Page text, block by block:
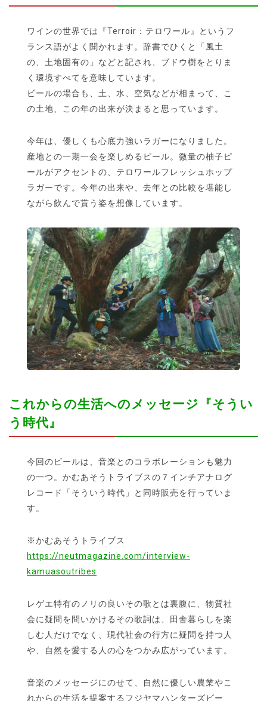
ワインの世界では『Terroir：テロワール』というフ
ランス語がよく聞かれます。辞書でひくと「風土
の、土地固有の」などと記され、ブドウ樹をとりま
く環境すべてを意味しています。
ビールの場合も、土、水、空気などが相まって、こ
の土地、この年の出来が決まると思っています。
今年は、優しくも心底力強いラガーになりました。
産地との一期一会を楽しめるビール。微量の柚子ピ
ールがアクセントの、テロワールフレッシュホップ
ラガーです。今年の出来や、去年との比較を堪能し
ながら飲んで貰う姿を想像しています。
これからの生活へのメッセージ『そうい
う時代』
今回のビールは、音楽とのコラボレーションも魅力
の一つ。かむあそうトライブスの７インチアナログ
レコード「そういう時代」と同時販売を行っていま
す。
※かむあそうトライブス
https://neutmagazine.com/interview-
kamuasoutribes
レゲエ特有のノリの良いその歌とは裏腹に、物質社
会に疑問を問いかけるその歌詞は、田舎暮らしを楽
しむ人だけでなく、現代社会の行方に疑問を持つ人
や、自然を愛する人の心をつかみ広がっています。
音楽のメッセージにのせて、自然に優しい農業やこ
れからの生活を提案するフジヤマハンターズビー